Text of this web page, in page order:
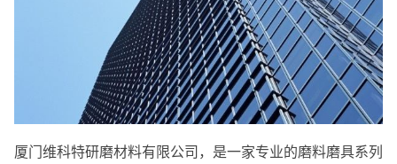
厦门维科特研磨材料有限公司，是一家专业的磨料磨具系列